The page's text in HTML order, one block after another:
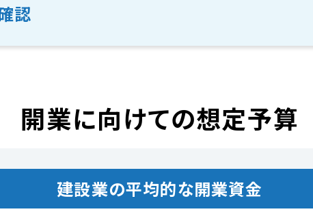
認
開業に向けての想定予算
建設業の平均的な開業資金